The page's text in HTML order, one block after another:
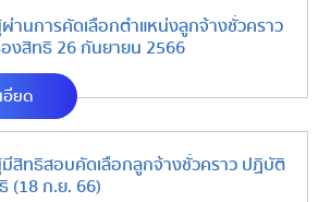
านการคัดเลือกตำแหน่งลูกจ้างชั่วคราว
งสิทธิ 26 กันยายน 2566
อียด
สิทธิสอบคัดเลือกลูกจ้างชั่วคราว ปฏิบัติ
(18 ก.ย. 66)